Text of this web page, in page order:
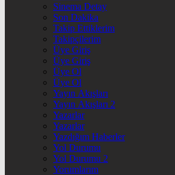
Sinema Detay
Son Dakika
Takip Ettiklerim
Takipçilerim
Üye Giriş
Üye Giriş
Üye Ol
Üye Ol
Yayın Akışları
Yayın Akışları 2
Yazarlar
Yazarlar
Yazdığım Haberler
Yol Durumu
Yol Durumu 2
Yorumlarım